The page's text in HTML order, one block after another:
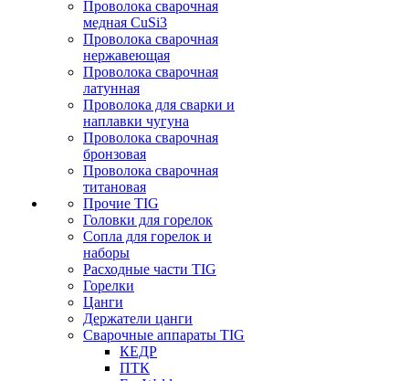
Проволока сварочная
медная CuSi3
Проволока сварочная
нержавеющая
Проволока сварочная
латунная
Проволока для сварки и
наплавки чугуна
Проволока сварочная
бронзовая
Проволока сварочная
титановая
Прочие TIG
Головки для горелок
Сопла для горелок и
наборы
Расходные части TIG
Горелки
Цанги
Держатели цанги
Сварочные аппараты TIG
КЕДР
ПТК